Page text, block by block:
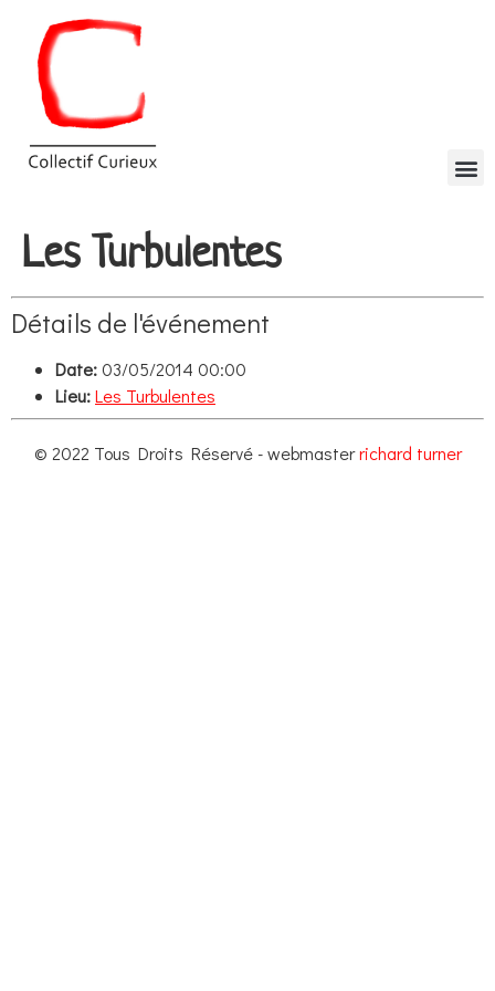
Les Turbulentes
Détails de l'événement
Date:03/05/2014 00:00
Lieu:Les Turbulentes
© 2022 Tous Droits Réservé - webmasterrichard turner